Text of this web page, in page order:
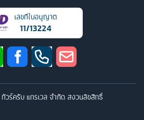
เลขที่ใบอนุญาต
11/13224
วร์ครับ แทรเวล จำกัด สงวนลิขสิทธิ์